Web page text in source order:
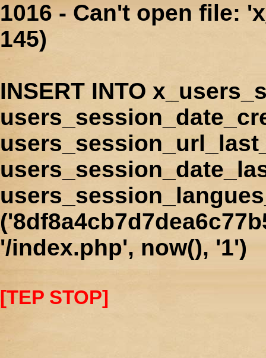
1016 - Can't open file:
145)
INSERT INTO
'/index.php', now(), '1')
[TEP STOP]